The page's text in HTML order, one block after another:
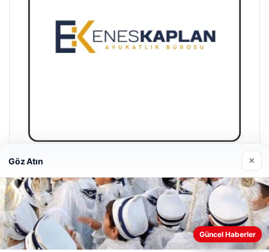
Enes Kaplan Avukatlık Bürosu
28/04/2026
Web sitemizi nasıl kullandığınızı daha iyi anlayabilmek,
deneyiminizi kişiselleştirmek ve geliştirmek amacıyla çerezler
Göz Atın ×
Güncel Haberler